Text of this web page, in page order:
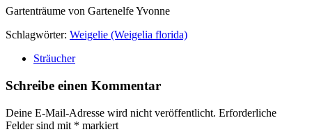
Gartenträume von Gartenelfe Yvonne
Schlagwörter: Weigelie (Weigelia florida)
Sträucher
Schreibe einen Kommentar
Deine E-Mail-Adresse wird nicht veröffentlicht. Erforderliche
Felder sind mit * markiert